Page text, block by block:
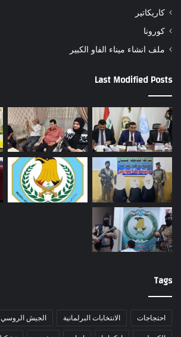
كاريكاتير
كورونا
ملف انشاء ميناء الفاو الكبير
Last Modified Posts
Tags
احتجاجات الانتخابات البرلمانية الجيش الروسي